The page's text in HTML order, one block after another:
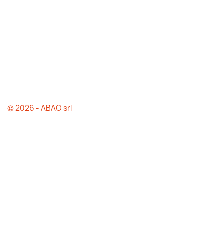
© 2026 - ABAO srl